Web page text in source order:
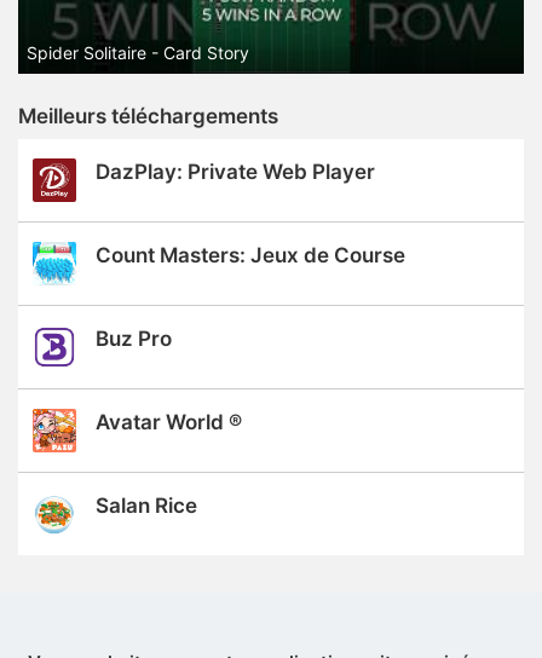
Spider Solitaire - Card Story
Meilleurs téléchargements
DazPlay: Private Web Player
Count Masters: Jeux de Course
Buz Pro
Avatar World ®
Salan Rice